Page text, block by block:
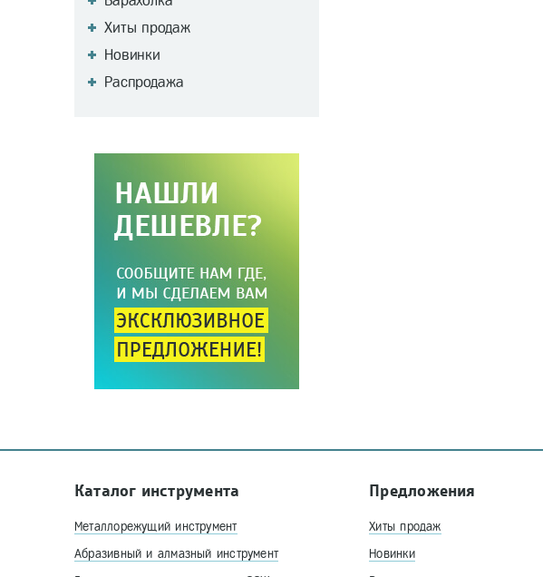
Хиты продаж
Новинки
Распродажа
Каталог инструмента
Металлорежущий инструмент
Абразивный и алмазный инструмент
Предложения
Хиты продаж
Новинки